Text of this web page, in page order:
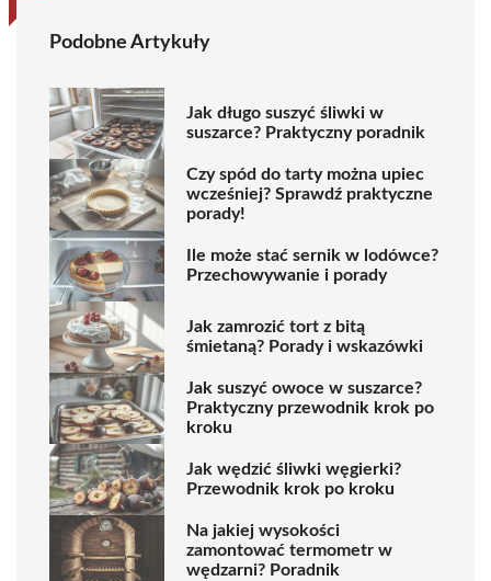
Podobne Artykuły
Jak długo suszyć śliwki w
suszarce? Praktyczny poradnik
Czy spód do tarty można upiec
wcześniej? Sprawdź praktyczne
porady!
Ile może stać sernik w lodówce?
Przechowywanie i porady
Jak zamrozić tort z bitą
śmietaną? Porady i wskazówki
Jak suszyć owoce w suszarce?
Praktyczny przewodnik krok po
kroku
Jak wędzić śliwki węgierki?
Przewodnik krok po kroku
Na jakiej wysokości
zamontować termometr w
wędzarni? Poradnik